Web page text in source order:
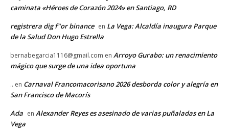
caminata «Héroes de Corazón 2024» en Santiago, RD
registrera dig f"or binance en La Vega: Alcaldía inaugura Parque
de la Salud Don Hugo Estrella
bernabegarcia1116@gmail.com en Arroyo Gurabo: un renacimiento
mágico que surge de una idea oportuna
.. en Carnaval Francomacorisano 2026 desborda color y alegría en
San Francisco de Macorís
Ada en Alexander Reyes es asesinado de varias puñaladas en La
Vega